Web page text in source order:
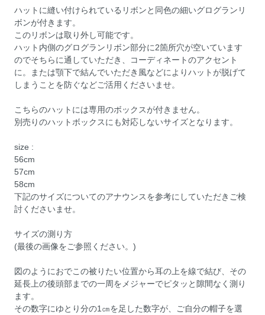
ハットに縫い付けられているリボンと同色の細いグログランリ
ボンが付きます。
このリボンは取り外し可能です。
ハット内側のグログランリボン部分に2箇所穴が空いています
のでそちらに通していただき、コーディネートのアクセント
に。または顎下で結んでいただき風などによりハットが脱げて
しまうことを防ぐなどご活用くださいませ。
こちらのハットには専用のボックスが付きません。
別売りのハットボックスにも対応しないサイズとなります。
size :
56cm
57cm
58cm
下記のサイズについてのアナウンスを参考にしていただきご検
討くださいませ。
サイズの測り方
(最後の画像をご参照ください。)
図のようにおでこの被りたい位置から耳の上を線で結び、その
延長上の後頭部までの一周をメジャーでピタッと隙間なく測り
ます。
その数字にゆとり分の1㎝を足した数字が、ご自分の帽子を選